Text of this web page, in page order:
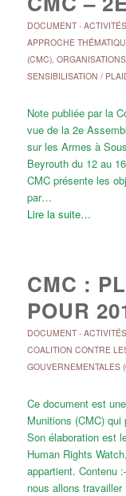
DOCUMENT-
APPROCHE
(CMC),
SENSIBILISATION /
Note publiée par la
vue de la 2e
sur les Armes à
Beyrouth du 12 au
CMC présente les
par…
Lire la suite…
CMC :
POUR
DOCUMENT-
COALITION CONTRE
GOUVERNEMENTALES
Ce document est
Munitions (CMC) qui
Son élaboration est
Human Rights
appartient. Contenu
nous allons